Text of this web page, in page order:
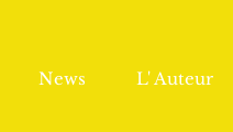
News L' Auteur